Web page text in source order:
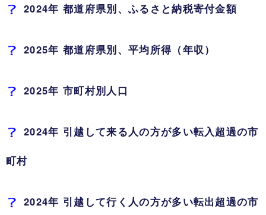
2024年 都道府県別、ふるさと納税寄付金額
2025年 都道府県別、平均所得（年収）
2025年 市町村別人口
2024年 引越して来る人の方が多い転入超過の市
町村
2024年 引越して行く人の方が多い転出超過の市